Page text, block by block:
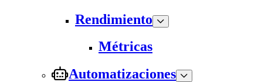
Rendimiento
Métricas
Automatizaciones